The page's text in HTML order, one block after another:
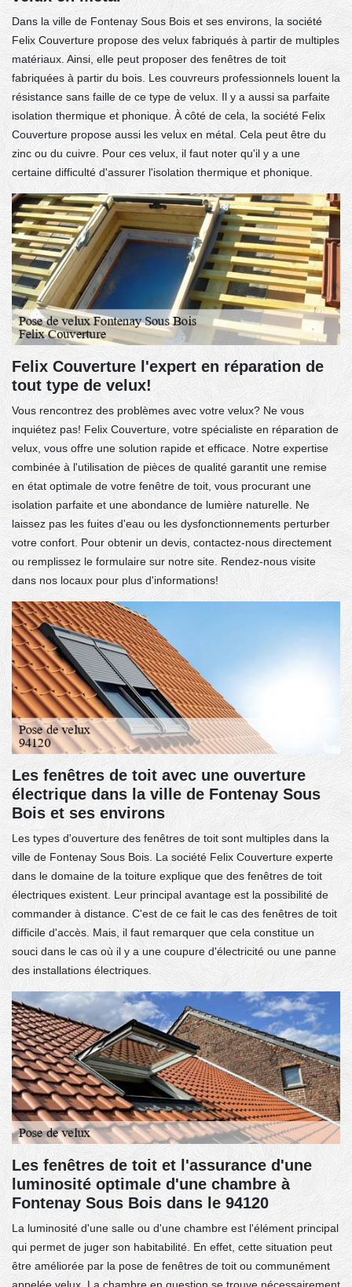
Dans la ville de Fontenay Sous Bois et ses environs, la société
Felix Couverture propose des velux fabriqués à partir de multiples
matériaux. Ainsi, elle peut proposer des fenêtres de toit
fabriquées à partir du bois. Les couvreurs professionnels louent la
résistance sans faille de ce type de velux. Il y a aussi sa parfaite
isolation thermique et phonique. À côté de cela, la société Felix
Couverture propose aussi les velux en métal. Cela peut être du
zinc ou du cuivre. Pour ces velux, il faut noter qu'il y a une
certaine difficulté d'assurer l'isolation thermique et phonique.
Felix Couverture l'expert en réparation de
tout type de velux!
Vous rencontrez des problèmes avec votre velux? Ne vous
inquiétez pas! Felix Couverture, votre spécialiste en réparation de
velux, vous offre une solution rapide et efficace. Notre expertise
combinée à l'utilisation de pièces de qualité garantit une remise
en état optimale de votre fenêtre de toit, vous procurant une
isolation parfaite et une abondance de lumière naturelle. Ne
laissez pas les fuites d'eau ou les dysfonctionnements perturber
votre confort. Pour obtenir un devis, contactez-nous directement
ou remplissez le formulaire sur notre site. Rendez-nous visite
dans nos locaux pour plus d'informations!
Les fenêtres de toit avec une ouverture
électrique dans la ville de Fontenay Sous
Bois et ses environs
Les types d'ouverture des fenêtres de toit sont multiples dans la
ville de Fontenay Sous Bois. La société Felix Couverture experte
dans le domaine de la toiture explique que des fenêtres de toit
électriques existent. Leur principal avantage est la possibilité de
commander à distance. C'est de ce fait le cas des fenêtres de toit
difficile d'accès. Mais, il faut remarquer que cela constitue un
souci dans le cas où il y a une coupure d'électricité ou une panne
des installations électriques.
Les fenêtres de toit et l'assurance d'une
luminosité optimale d'une chambre à
Fontenay Sous Bois dans le 94120
La luminosité d'une salle ou d'une chambre est l'élément principal
qui permet de juger son habitabilité. En effet, cette situation peut
être améliorée par la pose de fenêtres de toit ou communément
appelée velux. La chambre en question se trouve nécessairement